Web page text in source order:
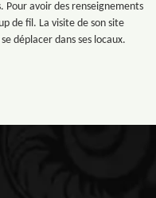
avoir des renseignements
de fil. La visite de son site
déplacer dans ses locaux.